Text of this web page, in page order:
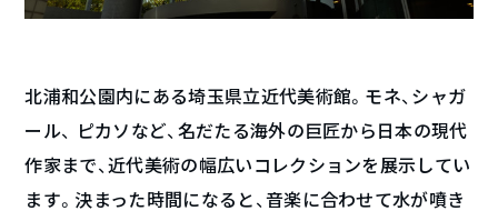
北浦和公園内にある埼玉県立近代美術館。モネ、シャガ
ール、 ピカソなど、名だたる海外の巨匠から日本の現代
作家まで、近代美術の幅広いコレクションを展示してい
ます。決まった時間になると、音楽に合わせて水が噴き